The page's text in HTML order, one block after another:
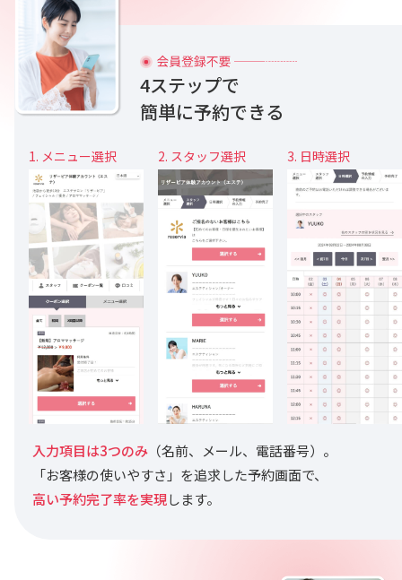
4ステップで
簡単に予約できる
1. メニュー選択 2. スタッフ選択 3. 日時選択
入力項目は3つのみ （名前、メール、電話番号）。
「お客様の使いやすさ」を追求した予約画面で、
高い予約完了率を実現します。